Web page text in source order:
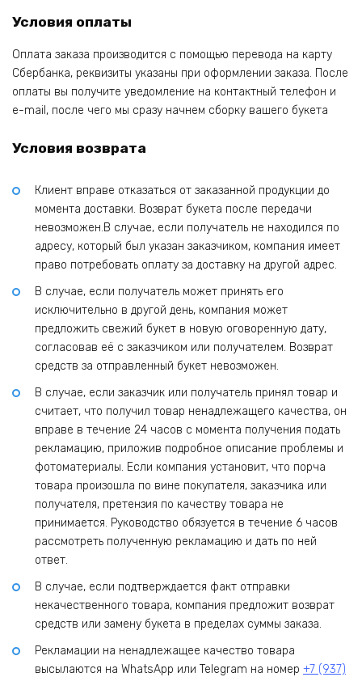
Условия оплаты
Оплата заказа производится с помощью перевода на карту
Сбербанка, реквизиты указаны при оформлении заказа. После
оплаты вы получите уведомление на контактный телефон и
e-mail, после чего мы сразу начнем сборку вашего букета
Условия возврата
Клиент вправе отказаться от заказанной продукции до
момента доставки. Возврат букета после передачи
невозможен.В случае, если получатель не находился по
адресу, который был указан заказчиком, компания имеет
право потребовать оплату за доставку на другой адрес.
В случае, если получатель может принять его
исключительно в другой день, компания может
предложить свежий букет в новую оговоренную дату,
согласовав её с заказчиком или получателем. Возврат
средств за отправленный букет невозможен.
В случае, если заказчик или получатель принял товар и
считает, что получил товар ненадлежащего качества, он
вправе в течение 24 часов с момента получения подать
рекламацию, приложив подробное описание проблемы и
фотоматериалы. Если компания установит, что порча
товара произошла по вине покупателя, заказчика или
получателя, претензия по качеству товара не
принимается. Руководство обязуется в течение 6 часов
рассмотреть полученную рекламацию и дать по ней
ответ.
В случае, если подтверждается факт отправки
некачественного товара, компания предложит возврат
средств или замену букета в пределах суммы заказа.
Рекламации на ненадлежащее качество товара
высылаются на WhatsApp или Telegram на номер +7 (937)